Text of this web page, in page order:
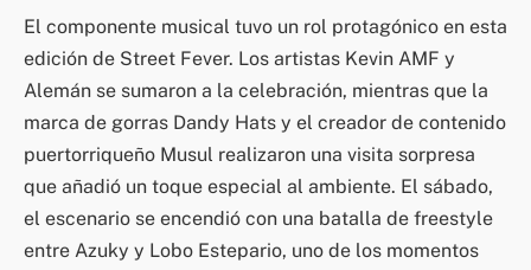
El componente musical tuvo un rol protagónico en esta
edición de Street Fever. Los artistas Kevin AMF y
Alemán se sumaron a la celebración, mientras que la
marca de gorras Dandy Hats y el creador de contenido
puertorriqueño Musul realizaron una visita sorpresa
que añadió un toque especial al ambiente. El sábado,
el escenario se encendió con una batalla de freestyle
entre Azuky y Lobo Estepario, uno de los momentos